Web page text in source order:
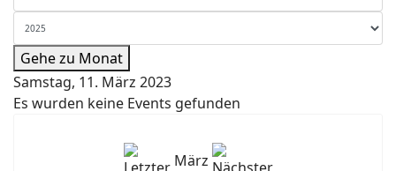
Gehe zu Monat
Samstag, 11. März 2023
Es wurden keine Events gefunden
März